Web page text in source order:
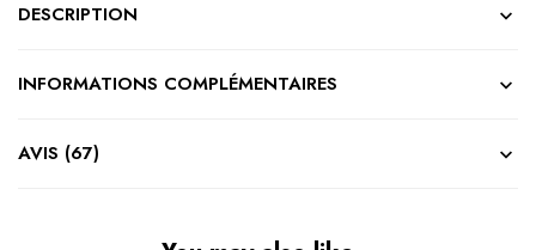
DESCRIPTION
INFORMATIONS COMPLÉMENTAIRES
AVIS (67)